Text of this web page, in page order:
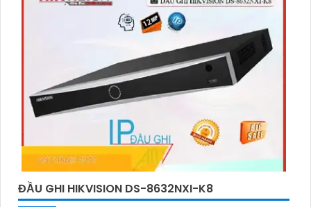
ĐẦU GHI HIKVISION DS-8632NXI-K8